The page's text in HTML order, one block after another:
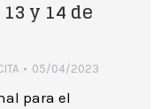
y 14 de
05/04/2023
para el